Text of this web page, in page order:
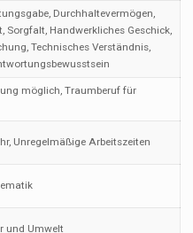
Durchhaltevermögen,
Sorgfalt, Handwerkliches Geschick,
Technisches Verständnis,
möglich, Traumberuf für
Unregelmäßige Arbeitszeiten
und Umwelt